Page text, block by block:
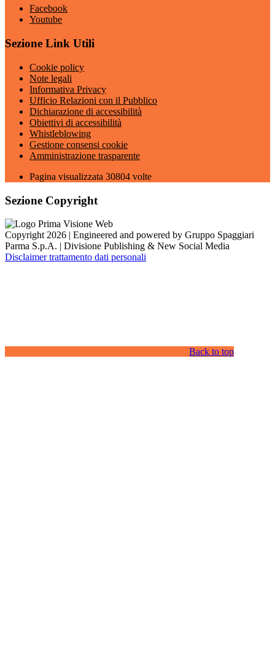
Facebook
Youtube
Sezione Link Utili
Cookie policy
Note legali
Informativa Privacy
Ufficio Relazioni con il Pubblico
Dichiarazione di accessibilità
Obiettivi di accessibilità
Whistleblowing
Gestione consensi cookie
Amministrazione trasparente
Pagina visualizzata 30804 volte
Sezione Copyright
Copyright 2026 | Engineered and powered by Gruppo Spaggiari
Parma S.p.A. | Divisione Publishing & New Social Media
Disclaimer trattamento dati personali
Back to top